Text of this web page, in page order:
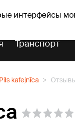
интерфейсы
Гороскопы
Транспорт
Pils kafejnīca